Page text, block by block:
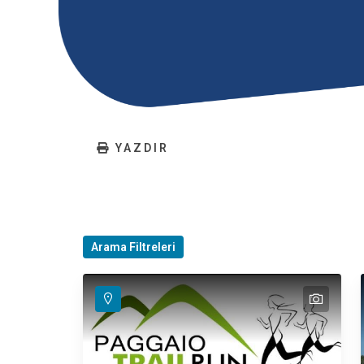
YAZDIR
Arama Filtreleri
text
text
text
text